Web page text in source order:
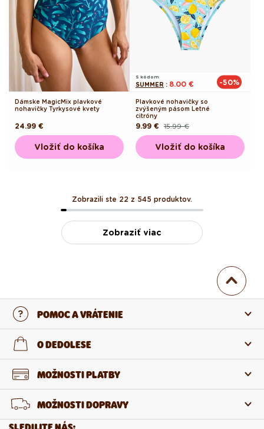
Dámske MagicMix plavkové
nohavičky Tyrkysové kvety
Pôvodná
cena
24.99 €
Vložiť do košíka
S kódom
SUMMER : 8.00 € -50%
Plavkové nohavičky so
zvýšeným pásom Letné
citróny
Pôvodná
cena
15.99 €
Akciová
cena
9.99 €
Vložiť do košíka
Zobrazili ste 22 z 545 produktov.
Zobraziť viac
POMOC A VRÁTENIE
Kontaktujte nás
Vrátenie a reklamácia
Odstúpenie od zmluvy
O DEDOLESE
O nás
Veľkoobchod
MOŽNOSTI PLATBY
MOŽNOSTI DOPRAVY